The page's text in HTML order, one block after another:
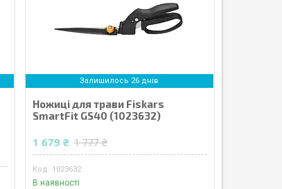
Залишилось 26 днів
Ножиці для трави Fiskars
SmartFit GS40 (1023632)
1 679 ₴ 1 777 ₴
1023632
В наявності